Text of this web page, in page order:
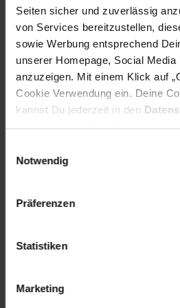
Seiten sicher und zuverlässig
von Services bereitzustellen,
sowie Werbung entsprechend
unserer Homepage, Social Media
anzuzeigen. Mit einem Klick auf
Cookie Verwendung ein. Deine
kannst Du jederzeit in den
ändern bzw. widerrufen.
Notwendig
Präferenzen
Statistiken
Marketing
Inhalt (in ml): 500
Maßangabe: 0,5 l
Gewählte Variante:
Varianten-Farbe: transparent
Artikelnummer: 2528718000
EAN: 4012632092106